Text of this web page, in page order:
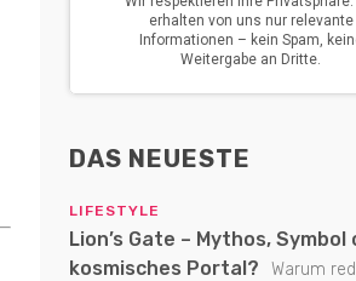
DAS NEUESTE
LIFESTYLE
Lion’s Gate – Mythos, Symbol
kosmisches Portal?
Warum